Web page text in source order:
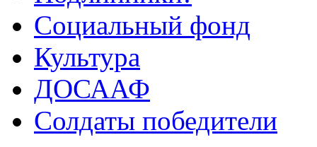
Социальный фонд
Культура
ДОСААФ
Солдаты победители